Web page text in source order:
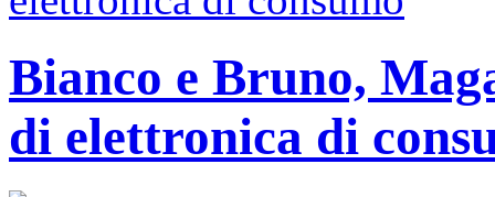
Bianco e Bruno,
di elettronica di